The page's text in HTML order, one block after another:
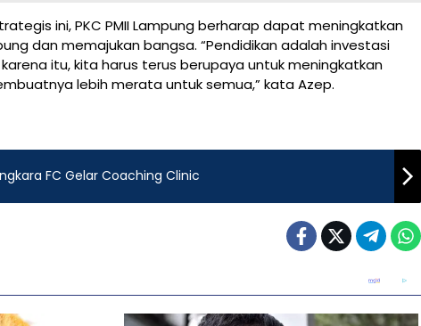
ini, PKC PMII Lampung berharap dapat meningkatkan
dan memajukan bangsa. “Pendidikan adalah investasi
itu, kita harus terus berupaya untuk meningkatkan
lebih merata untuk semua,” kata Azep.
FC Gelar Coaching Clinic